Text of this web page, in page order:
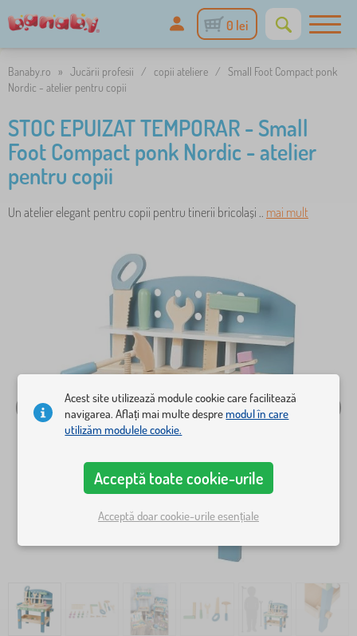
0 lei
Banaby.ro » Jucării profesii / copii ateliere / Small Foot Compact ponk
Nordic - atelier pentru copii
STOC EPUIZAT TEMPORAR - Small
Foot Compact ponk Nordic - atelier
pentru copii
Un atelier elegant pentru copii pentru tinerii bricolași .. mai mult
Acest site utilizează module cookie care facilitează
navigarea. Aflați mai multe despremodul în care
utilizăm modulele cookie.
Acceptă toate cookie-urile
Acceptă doar cookie-urile esențiale